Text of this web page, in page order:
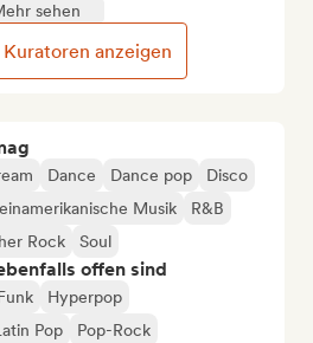
Dance Dance pop
Disco
Musik
R&B
Rock
Soul
offen sind
Hyperpop
Pop
Pop-Rock
sehen
anzeigen